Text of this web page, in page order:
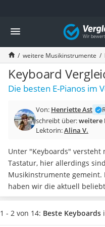
Die beliebtesten Vergleiche
Freizeit & Sport
Gartentrampolin
Trampolin
Metalldetektor
Eufab-Fahrradträger
Trampolin 366 cm
Aluminium-Koffer
Futterboot
E-Bike-Dreirad
Trekkingschuhe Herren
Reisetasche mit Rollen
Klimmzugstation
Koffer
Nachtsichtgerät
Vergleich
weitere Musikinstrumente
Keyboard
Die besten E-Pianos im
Von: Henriette Ast
schreibt über:weitere
Lektorin:Alina V.
Unter "Keyboards" versteht
Tastatur, hier allerdings
Musikinstrumente gemeint.
haben wir die aktuell
verglichen. Achten Sie
Grundunterscheidung der
1 - 2 von 14: Beste Keyboards